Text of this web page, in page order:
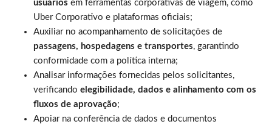
usuários em ferramentas corporativas de viagem, como
Uber Corporativo e plataformas oficiais;
Auxiliar no acompanhamento de solicitações de
passagens, hospedagens e transportes, garantindo
conformidade com a política interna;
Analisar informações fornecidas pelos solicitantes,
verificando elegibilidade, dados e alinhamento com os
fluxos de aprovação;
Apoiar na conferência de dados e documentos